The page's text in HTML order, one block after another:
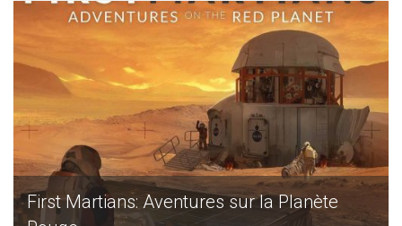
First Martians: Aventures sur la Planète